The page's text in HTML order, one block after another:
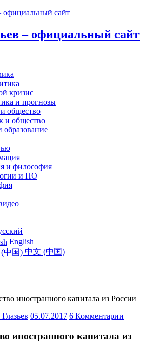
– официальный сайт
кризис
и прогнозы
общество
и общество
образование
и философия
и ПО
English
中文 (中国)
иностранного капитала из России
05.07.2017 6 Комментарии
иностранного капитала из